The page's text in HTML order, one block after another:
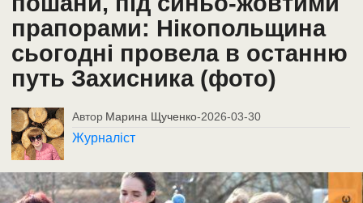
прапорами: Нікопольщина
сьогодні провела в останню
путь Захисника (фото)
Автор Марина Щученко-2026-03-30
Журналіст